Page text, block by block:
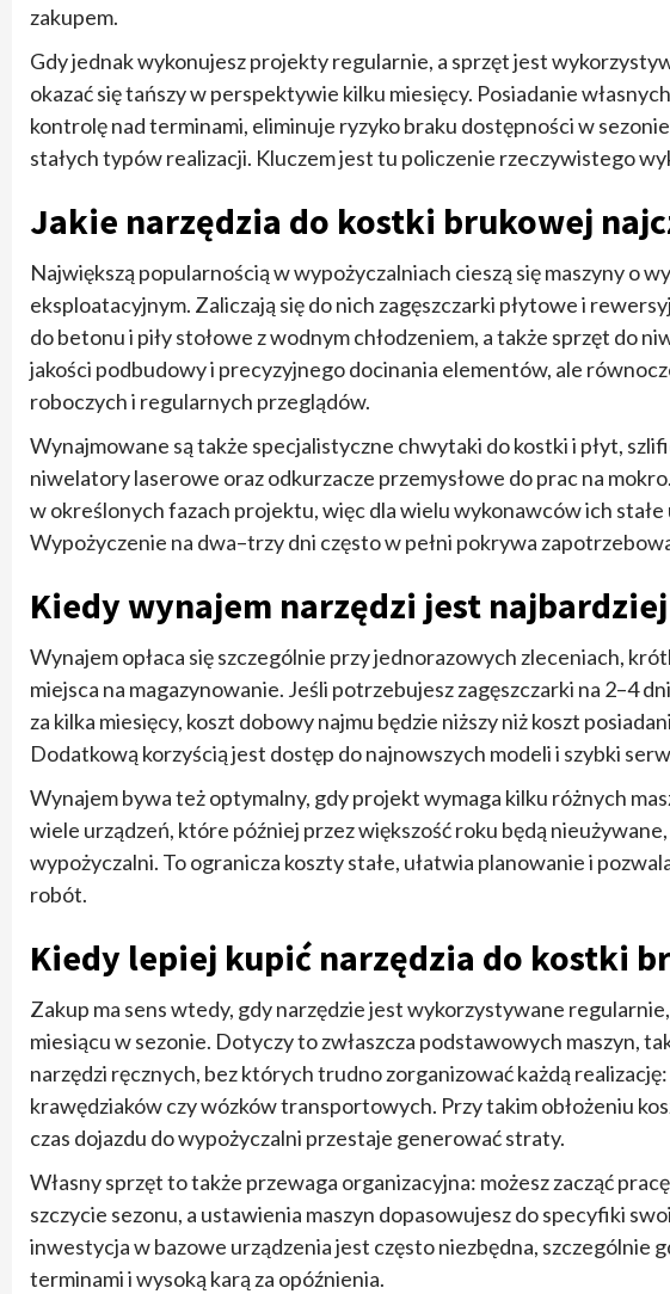
zakupem.
Gdy jednak wykonujesz projekty regularnie, a sprzęt jest
okazać się tańszy w perspektywie kilku miesięcy. Posiadanie
kontrolę nad terminami, eliminuje ryzyko braku dostępności w
stałych typów realizacji. Kluczem jest tu policzenie rzeczywistego
Jakie narzędzia do kostki brukowej
Największą popularnością w wypożyczalniach cieszą się maszyny o
eksploatacyjnym. Zaliczają się do nich zagęszczarki płytowe i
do betonu i piły stołowe z wodnym chłodzeniem, a także sprzęt do
jakości podbudowy i precyzyjnego docinania elementów, ale
roboczych i regularnych przeglądów.
Wynajmowane są także specjalistyczne chwytaki do kostki i płyt,
niwelatory laserowe oraz odkurzacze przemysłowe do prac na
w określonych fazach projektu, więc dla wielu wykonawców ich
Wypożyczenie na dwa–trzy dni często w pełni pokrywa
Kiedy wynajem narzędzi jest
Wynajem opłaca się szczególnie przy jednorazowych zleceniach,
miejsca na magazynowanie. Jeśli potrzebujesz zagęszczarki na 2–4
za kilka miesięcy, koszt dobowy najmu będzie niższy niż koszt
Dodatkową korzyścią jest dostęp do najnowszych modeli i szybki
Wynajem bywa też optymalny, gdy projekt wymaga kilku różnych
wiele urządzeń, które później przez większość roku będą
wypożyczalni. To ogranicza koszty stałe, ułatwia planowanie i
robót.
Kiedy lepiej kupić narzędzia do kostki
Zakup ma sens wtedy, gdy narzędzie jest wykorzystywane
miesiącu w sezonie. Dotyczy to zwłaszcza podstawowych maszyn,
narzędzi ręcznych, bez których trudno zorganizować każdą
krawędziaków czy wózków transportowych. Przy takim obłożeniu
czas dojazdu do wypożyczalni przestaje generować straty.
Własny sprzęt to także przewaga organizacyjna: możesz zacząć
szczycie sezonu, a ustawienia maszyn dopasowujesz do specyfiki
inwestycja w bazowe urządzenia jest często niezbędna, szczególnie
terminami i wysoką karą za opóźnienia.